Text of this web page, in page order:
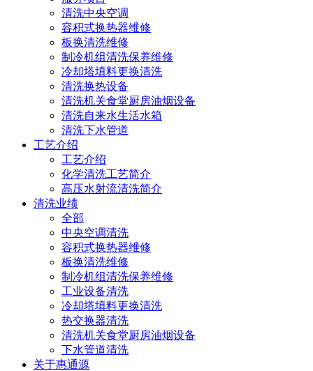
清洗中央空调
容积式换热器维修
板换清洗维修
制冷机组清洗保养维修
冷却塔填料更换清洗
清洗换热设备
清洗机关食堂厨房油烟设备
清洗自来水生活水箱
清洗下水管道
工艺介绍
工艺介绍
化学清洗工艺简介
高压水射流清洗简介
清洗业绩
全部
中央空调清洗
容积式换热器维修
板换清洗维修
制冷机组清洗保养维修
工业设备清洗
冷却塔填料更换清洗
热交换器清洗
清洗机关食堂厨房油烟设备
下水管道清洗
关于惠通源